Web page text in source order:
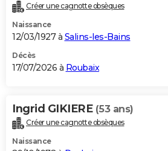
Créer une cagnotte obsèques
Naissance
12/03/1927 à Salins-les-Bains
Décès
17/07/2026 à Roubaix
Ingrid GIKIERE (53 ans)
Créer une cagnotte obsèques
Naissance